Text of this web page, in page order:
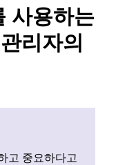
사용하는
리자의
고 중요하다고